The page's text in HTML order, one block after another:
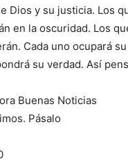
Dios y su justicia. Los
en la oscuridad. Los
Cada uno ocupará
su verdad. Así
Buenas Noticias
Pásalo